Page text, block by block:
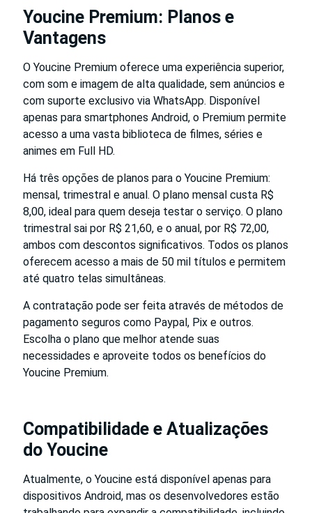
Youcine Premium: Planos e
Vantagens
O Youcine Premium oferece uma experiência superior,
com som e imagem de alta qualidade, sem anúncios e
com suporte exclusivo via WhatsApp. Disponível
apenas para smartphones Android, o Premium permite
acesso a uma vasta biblioteca de filmes, séries e
animes em Full HD.
Há três opções de planos para o Youcine Premium:
mensal, trimestral e anual. O plano mensal custa R$
8,00, ideal para quem deseja testar o serviço. O plano
trimestral sai por R$ 21,60, e o anual, por R$ 72,00,
ambos com descontos significativos. Todos os planos
oferecem acesso a mais de 50 mil títulos e permitem
até quatro telas simultâneas.
A contratação pode ser feita através de métodos de
pagamento seguros como Paypal, Pix e outros.
Escolha o plano que melhor atende suas
necessidades e aproveite todos os benefícios do
Youcine Premium.
Compatibilidade e Atualizações
do Youcine
Atualmente, o Youcine está disponível apenas para
dispositivos Android, mas os desenvolvedores estão